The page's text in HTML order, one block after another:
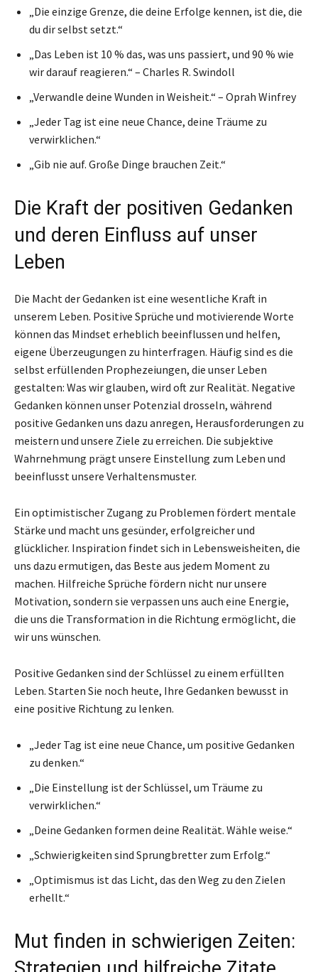
„Die einzige Grenze, die deine Erfolge kennen, ist die, die
du dir selbst setzt.“
„Das Leben ist 10 % das, was uns passiert, und 90 % wie
wir darauf reagieren.“ – Charles R. Swindoll
„Verwandle deine Wunden in Weisheit.“ – Oprah Winfrey
„Jeder Tag ist eine neue Chance, deine Träume zu
verwirklichen.“
„Gib nie auf. Große Dinge brauchen Zeit.“
Die Kraft der positiven Gedanken
und deren Einfluss auf unser
Leben
Die Macht der Gedanken ist eine wesentliche Kraft in
unserem Leben. Positive Sprüche und motivierende Worte
können das Mindset erheblich beeinflussen und helfen,
eigene Überzeugungen zu hinterfragen. Häufig sind es die
selbst erfüllenden Prophezeiungen, die unser Leben
gestalten: Was wir glauben, wird oft zur Realität. Negative
Gedanken können unser Potenzial drosseln, während
positive Gedanken uns dazu anregen, Herausforderungen zu
meistern und unsere Ziele zu erreichen. Die subjektive
Wahrnehmung prägt unsere Einstellung zum Leben und
beeinflusst unsere Verhaltensmuster.
Ein optimistischer Zugang zu Problemen fördert mentale
Stärke und macht uns gesünder, erfolgreicher und
glücklicher. Inspiration findet sich in Lebensweisheiten, die
uns dazu ermutigen, das Beste aus jedem Moment zu
machen. Hilfreiche Sprüche fördern nicht nur unsere
Motivation, sondern sie verpassen uns auch eine Energie,
die uns die Transformation in die Richtung ermöglicht, die
wir uns wünschen.
Positive Gedanken sind der Schlüssel zu einem erfüllten
Leben. Starten Sie noch heute, Ihre Gedanken bewusst in
eine positive Richtung zu lenken.
„Jeder Tag ist eine neue Chance, um positive Gedanken
zu denken.“
„Die Einstellung ist der Schlüssel, um Träume zu
verwirklichen.“
„Deine Gedanken formen deine Realität. Wähle weise.“
„Schwierigkeiten sind Sprungbretter zum Erfolg.“
„Optimismus ist das Licht, das den Weg zu den Zielen
erhellt.“
Mut finden in schwierigen Zeiten: